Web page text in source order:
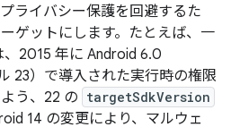
ライバシー保護を回避するた
ゲットにします。たとえば、一
2015 年に Android 6.0
23）で導入された実行時の権限
う、22 の targetSdkVersion
14 の変更により、マルウェ